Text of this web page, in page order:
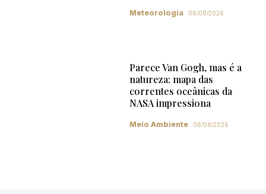
Meteorologia 06/08/2026
Parece Van Gogh, mas é a
natureza: mapa das
correntes oceânicas da
NASA impressiona
Meio Ambiente 06/08/2026